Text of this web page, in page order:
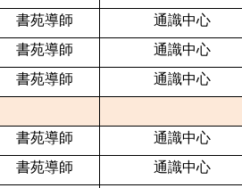
書苑導師
通識中心
書苑導師
通識中心
書苑導師 通識中心
書苑導師
通識中心
書苑導師
通識中心